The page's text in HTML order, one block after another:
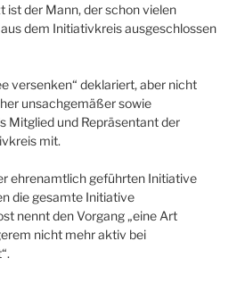
ist der Mann, der schon vielen
dem Initiativkreis ausgeschlossen
versenken“ deklariert, aber nicht
unsachgemäßer sowie
Mitglied und Repräsentant der
mit.
ehrenamtlich geführten Initiative
die gesamte Initiative
nennt den Vorgang „eine Art
nicht mehr aktiv bei